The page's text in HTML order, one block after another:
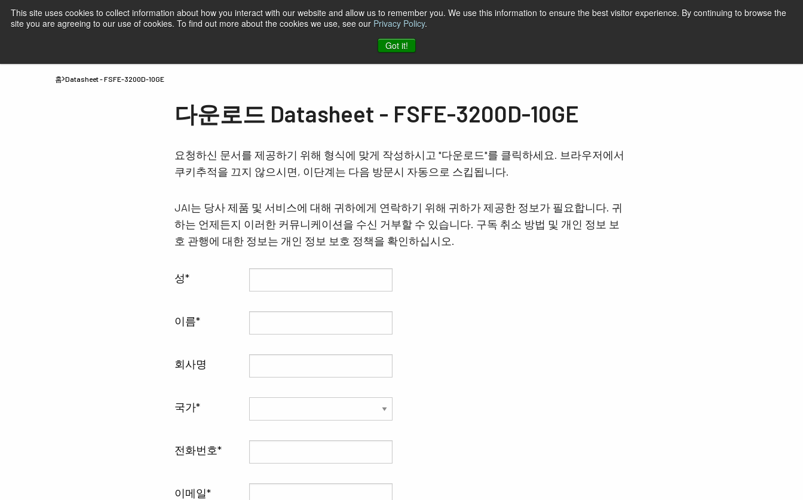
This site uses cookies to collect information about how you interact with our website and allow us to remember you. We use this information to ensure the best visitor experience. By continuing to browse the
site you are agreeing to our use of cookies. To find out more about the cookies we use, see our Privacy Policy.
Got it!
인쇄 지원 및 소프트웨어 한국어
JAI에 문의하기
홈 Datasheet - FSFE-3200D-10GE
다운로드 Datasheet - FSFE-3200D-10GE
요청하신 문서를 제공하기 위해 형식에 맞게 작성하시고 "다운로드"를 클릭하세요. 브라우저에서
쿠키추적을 끄지 않으시면, 이단계는 다음 방문시 자동으로 스킵됩니다.
JAI는 당사 제품 및 서비스에 대해 귀하에게 연락하기 위해 귀하가 제공한 정보가 필요합니다. 귀
하는 언제든지 이러한 커뮤니케이션을 수신 거부할 수 있습니다. 구독 취소 방법 및 개인 정보 보
호 관행에 대한 정보는 개인 정보 보호 정책을 확인하십시오.
성
이름
회사명
국가
전화번호
이메일